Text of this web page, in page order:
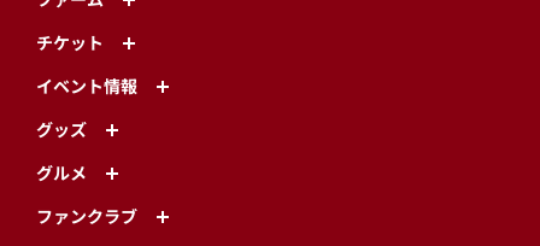
チケット
イベント情報
グッズ
グルメ
ファンクラブ